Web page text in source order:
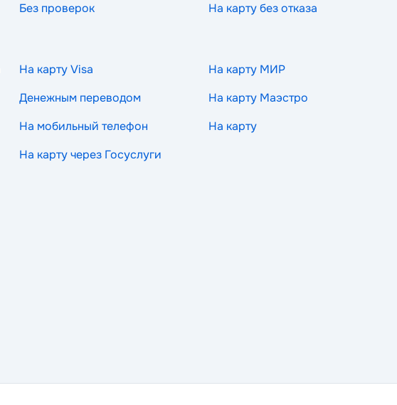
Без проверок На карту без отказа
На карту Visa
На карту МИР
Денежным переводом
На карту Маэстро
На мобильный телефон
На карту
На карту через Госуслуги